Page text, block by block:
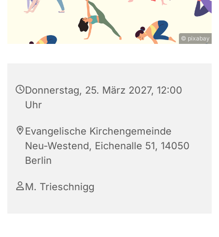
© pixabay
Donnerstag, 25. März 2027, 12:00
Uhr
Evangelische Kirchengemeinde
Neu-Westend, Eichenalle 51, 14050
Berlin
M. Trieschnigg